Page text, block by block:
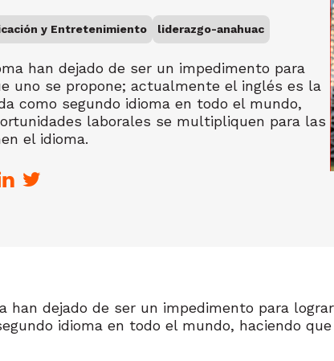
y Entretenimiento liderazgo-anahuac
han dejado de ser un impedimento para
uno se propone; actualmente el inglés es la
como segundo idioma en todo el mundo,
laborales se multipliquen para las
el idioma.
han dejado de ser un impedimento para
idioma en todo el mundo, haciendo